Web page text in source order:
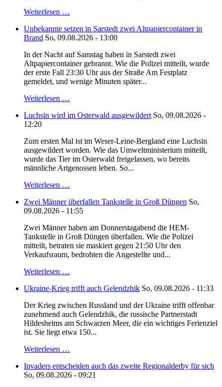
Weiterlesen …
Unbekannte setzen in Sarstedt zwei Altpapiercontainer in
Brand So, 09.08.2026 - 13:00
In der Nacht auf Samstag haben in Sarstedt zwei
Altpapiercontainer gebrannt. Wie die Polizei mitteilt, wurde
der erste Fall 23:30 Uhr aus der Straße Am Festplatz
gemeldet, und wenige Minuten später...
Weiterlesen …
Luchsin wird im Osterwald ausgewildert So, 09.08.2026 -
12:20
Zum ersten Mal ist im Weser-Leine-Bergland eine Luchsin
ausgewildert worden. Wie das Umweltministerium mitteilt,
wurde das Tier im Osterwald freigelassen, wo bereits
männliche Artgenossen leben. So...
Weiterlesen …
Zwei Männer überfallen Tankstelle in Groß Düngen So,
09.08.2026 - 11:55
Zwei Männer haben am Donnerstagabend die HEM-
Tankstelle in Groß Düngen überfallen. Wie die Polizei
mitteilt, betraten sie maskiert gegen 21:50 Uhr den
Verkaufsraum, bedrohten die Angestellte und...
Weiterlesen …
Ukraine-Krieg trifft auch Gelendzhik So, 09.08.2026 - 11:33
Der Krieg zwischen Russland und der Ukraine trifft offenbar
zunehmend auch Gelendzhik, die russische Partnerstadt
Hildesheims am Schwarzen Meer, die ein wichtiges Ferienziel
ist. Sie liegt etwa 150...
Weiterlesen …
Invaders entscheiden auch das zweite Regionalderby für sich
So, 09.08.2026 - 09:21